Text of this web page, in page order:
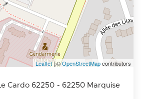
Leaflet| ©OpenStreetMapcontributors
Cardo 62250 - 62250 Marquise